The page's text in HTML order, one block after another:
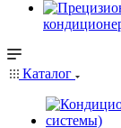
Каталог